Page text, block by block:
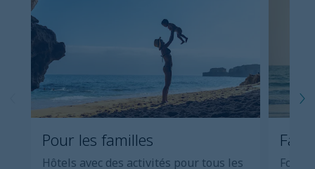
Pour les familles
Hôtels avec des activités pour tous les